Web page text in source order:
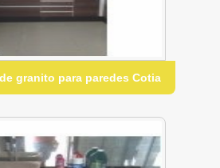
granito para paredes Cotia